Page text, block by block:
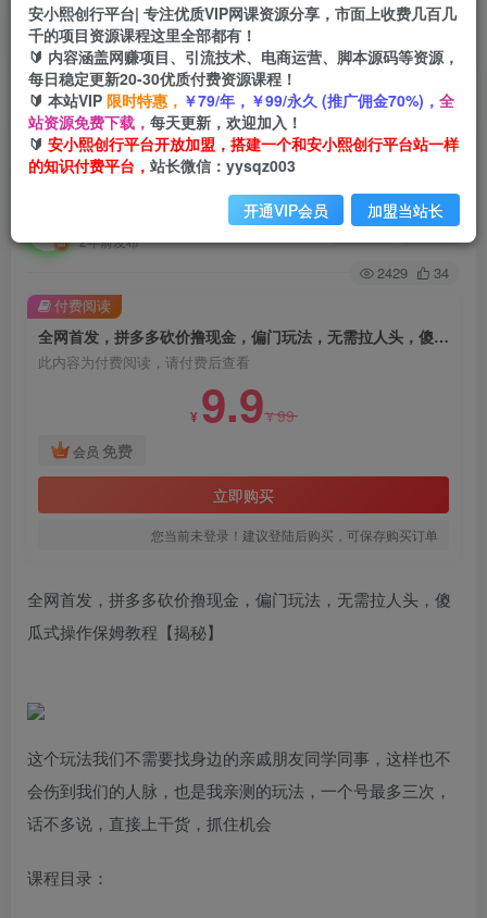
首页 创业课程 会员免费 正文
全网首发，拼多多砍价撸现金，偏门玩法，无需拉
人头，傻瓜式操作保姆教程【揭秘】
2年前发布
关注 私信
2429 34
全网首发，拼多多砍价撸现金，偏门玩法，无需拉人头，傻瓜式操作保姆教程【揭秘】
此内容为付费阅读，请付费后查看
¥ 9.9¥99
会员 免费
立即购买
您当前未登录！建议登陆后购买，可保存购买订单
付费阅读
全网首发，拼多多砍价撸现金，偏门玩法，无需拉人头，傻
瓜式操作保姆教程【揭秘】
这个玩法我们不需要找身边的亲戚朋友同学同事，这样也不
会伤到我们的人脉，也是我亲测的玩法，一个号最多三次，
话不多说，直接上干货，抓住机会
课程目录：
安小熙创行平台| 专注优质VIP网课资源分享，市面上收费几百几
千的项目资源课程这里全部都有！
🔰 内容涵盖网赚项目、引流技术、电商运营、脚本源码等资源，
每日稳定更新20-30优质付费资源课程！
🔰 本站VIP 限时特惠， ￥79/年，￥99/永久 (推广佣金70%)， 全
站资源免费下载， 每天更新，欢迎加入！
🔰 安小熙创行平台开放加盟，搭建一个和安小熙创行平台站一样
的知识付费平台， 站长微信：yysqz003
开通VIP会员 加盟当站长